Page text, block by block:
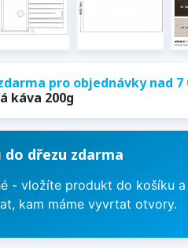
pro objednávky nad 7
káva 200g
dřezu zdarma
- vložíte produkt do košíku
kam máme vyvrtat otvory.